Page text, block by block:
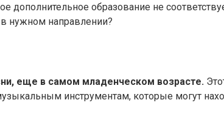
дополнительное образование не
нужном направлении?
еще в самом младенческом возрасте.
инструментам, которые могут